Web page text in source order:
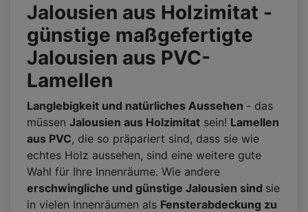
Jalousien aus Holzimitat -
günstige maßgefertigte
Jalousien aus PVC-
Lamellen
Langlebigkeit und natürliches Aussehen - das
müssen Jalousien aus Holzimitat sein! Lamellen
aus PVC, die so präpariert sind, dass sie wie
echtes Holz aussehen, sind eine weitere gute
Wahl für Ihre Innenräume. Wie andere
erschwingliche und günstige Jalousien sind sie
in vielen Innenräumen als Fensterabdeckung zu